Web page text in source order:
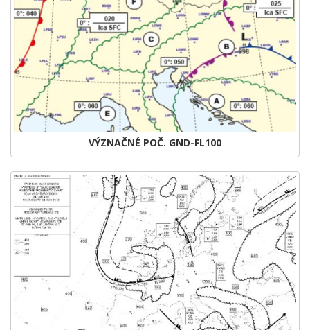
VÝZNAČNÉ POČ. GND-FL100